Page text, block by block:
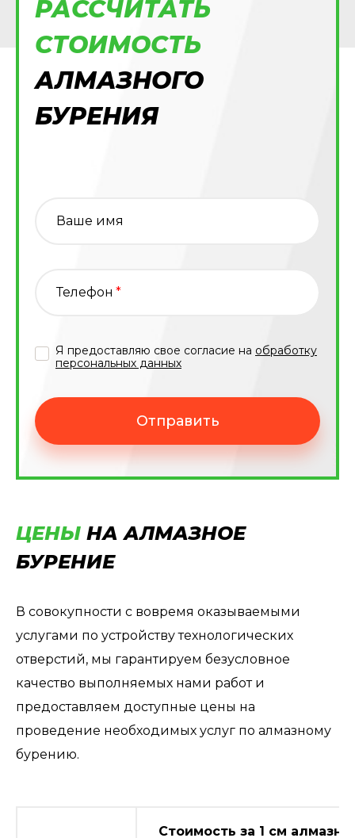
РАССЧИТАТЬ
СТОИМОСТЬ
АЛМАЗНОГО
БУРЕНИЯ
Ваше имя
Телефон *
Я предоставляю свое согласие на обработку
персональных данных
Отправить
ЦЕНЫ НА АЛМАЗНОЕ
БУРЕНИЕ
В совокупности с вовремя оказываемыми
услугами по устройству технологических
отверстий, мы гарантируем безусловное
качество выполняемых нами работ и
предоставляем доступные цены на
проведение необходимых услуг по алмазному
бурению.
Стоимость за 1 см